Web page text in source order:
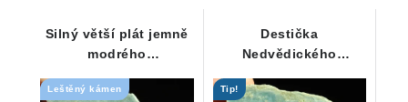
Silný větší plát jemně
modrého
mramoru
Leštěný kámen
Destička
Nedvědického
modrou barvou
Tip!